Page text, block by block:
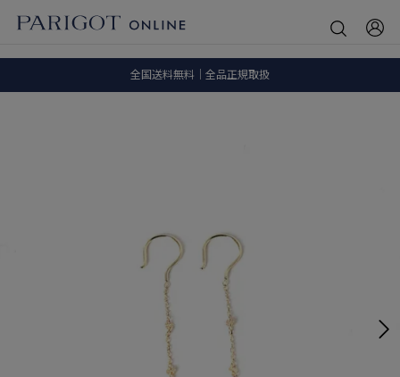
全国送料無料｜全品正規取扱